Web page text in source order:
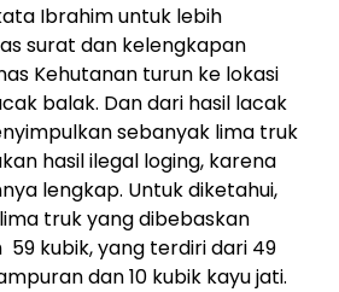
Ibrahim untuk lebih
surat dan kelengkapan
Kehutanan turun ke lokasi
balak. Dan dari hasil lacak
sebanyak lima truk
hasil ilegal loging, karena
lengkap. Untuk diketahui,
truk yang dibebaskan
kubik, yang terdiri dari 49
dan 10 kubik kayu jati.